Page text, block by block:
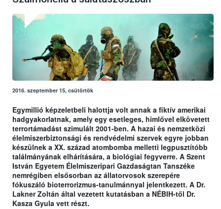
2016. szeptember 15, csütörtök
Egymillió képzeletbeli halottja volt annak a fiktív amerikai
hadgyakorlatnak, amely egy esetleges, himlővel elkövetett
terrortámadást szimulált 2001-ben. A hazai és nemzetközi
élelmiszerbiztonsági és rendvédelmi szervek egyre jobban
készülnek a XX. század atombomba melletti legpusztítóbb
találmányának elhárítására, a biológiai fegyverre. A Szent
István Egyetem Élelmiszeripari Gazdaságtan Tanszéke
nemrégiben elsősorban az állatorvosok szerepére
fókuszáló bioterrorizmus-tanulmánnyal jelentkezett. A Dr.
Lakner Zoltán által vezetett kutatásban a NÉBIH-től Dr.
Kasza Gyula vett részt.